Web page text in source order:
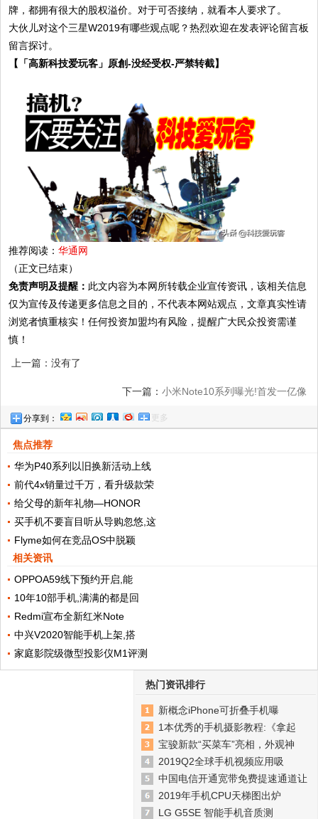
牌，都拥有很大的股权溢价。对于可否接纳，就看本人要求了。
大伙儿对这个三星W2019有哪些观点呢？热烈欢迎在发表评论留言板
留言探讨。
【「高新科技爱玩客」原創-没经受权-严禁转截】
推荐阅读：华通网
（正文已结束）
免责声明及提醒： 此文内容为本网所转载企业宣传资讯，该相关信息
仅为宣传及传递更多信息之目的，不代表本网站观点，文章真实性请
浏览者慎重核实！任何投资加盟均有风险，提醒广大民众投资需谨
慎！
上一篇：没有了
下一篇： 小米Note10系列曝光!首发一亿像
分享到： 更多
焦点推荐
华为P40系列以旧换新活动上线
前代4x销量过千万，看升级款荣
给父母的新年礼物—HONOR
买手机不要盲目听从导购忽悠,这
Flyme如何在竞品OS中脱颖
相关资讯
OPPOA59线下预约开启,能
10年10部手机,满满的都是回
Redmi宣布全新红米Note
中兴V2020智能手机上架,搭
家庭影院级微型投影仪M1评测
热门资讯排行
新概念iPhone可折叠手机曝
1本优秀的手机摄影教程:《拿起
宝骏新款“买菜车”亮相，外观神
2019Q2全球手机视频应用吸
中国电信开通宽带免费提速通道让
2019年手机CPU天梯图出炉
LG G5SE 智能手机音质测